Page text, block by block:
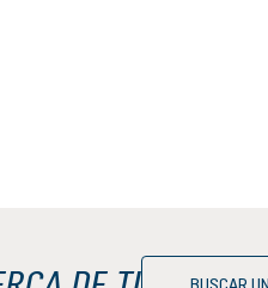
BUSCAR